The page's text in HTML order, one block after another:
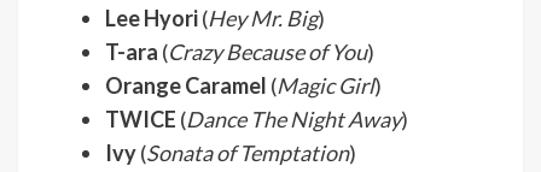
Lee Hyori(Hey Mr. Big)
T-ara (Crazy Because of You)
Orange Caramel (Magic Girl)
TWICE (Dance The Night Away)
Ivy(Sonata of Temptation)